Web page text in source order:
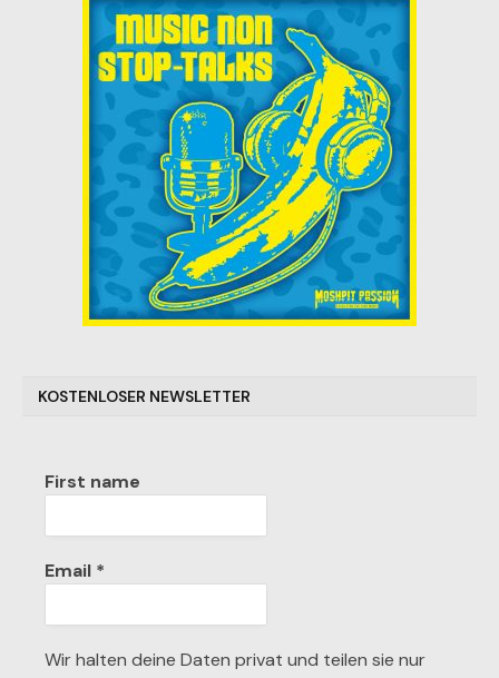
KOSTENLOSER NEWSLETTER
First name
Email *
Wir halten deine Daten privat und teilen sie nur